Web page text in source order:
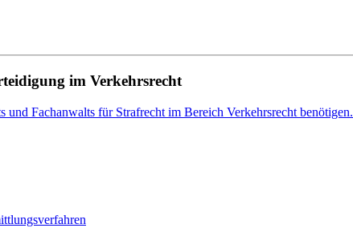
im Verkehrsrecht
Fachanwalts für Strafrecht im Bereich Verkehrsrecht benötigen.